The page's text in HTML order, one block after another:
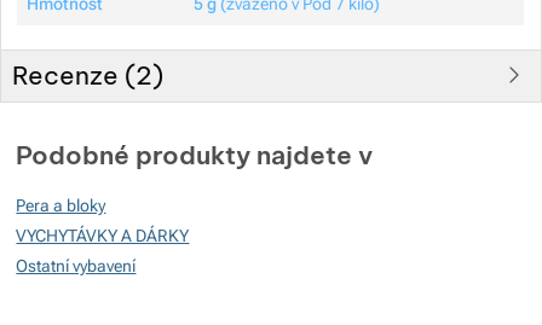
Hmotnost 5 g (zváženo v Pod 7 kilo)
Recenze (2)
100%
Podobné produkty najdete v
Pera a bloky
VYCHYTÁVKY A DÁRKY
Ostatní vybavení